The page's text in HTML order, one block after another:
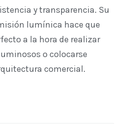
y transparencia. Su
lumínica hace que
a la hora de realizar
o colocarse
comercial.